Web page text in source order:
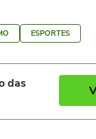
ESPORTES
das